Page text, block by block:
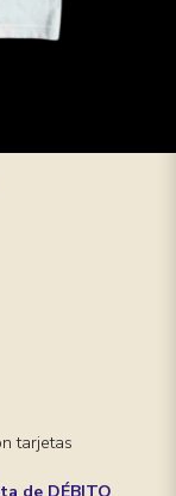
tarjetas
de DÉBITO